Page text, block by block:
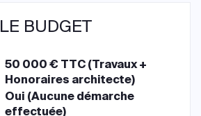
LE BUDGET
50 000 € TTC (Travaux +
Honoraires architecte)
Oui (Aucune démarche
effectuée)